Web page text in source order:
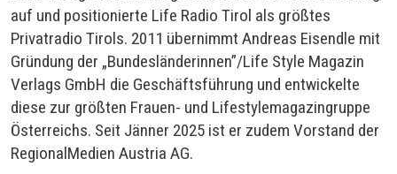
auf und positionierte Life Radio Tirol als größtes
Privatradio Tirols. 2011 übernimmt Andreas Eisendle mit
Gründung der „Bundesländerinnen”/Life Style Magazin
Verlags GmbH die Geschäftsführung und entwickelte
diese zur größten Frauen- und Lifestylemagazingruppe
Österreichs. Seit Jänner 2025 ist er zudem Vorstand der
RegionalMedien Austria AG.